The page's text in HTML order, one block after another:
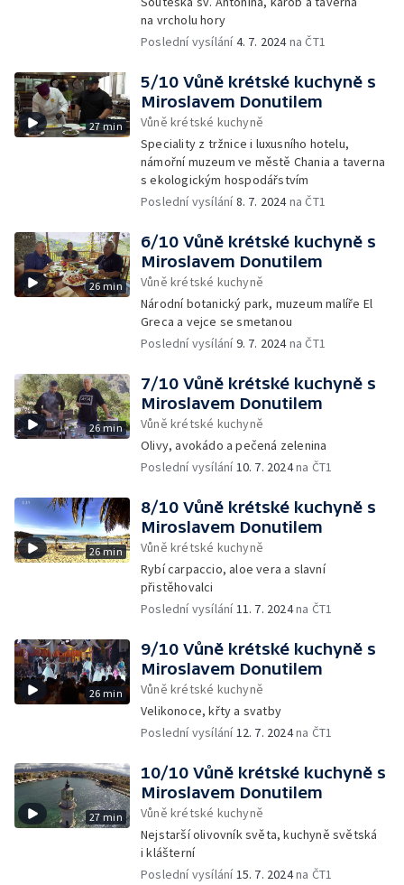
na vrcholu hory
Poslední vysílání4. 7. 2024na ČT1
27 min
5/10 Vůně krétské kuchyně s
Miroslavem Donutilem
Vůně krétské kuchyně
Speciality z tržnice i luxusního hotelu,
námořní muzeum ve městě Chania a taverna
s ekologickým hospodářstvím
Poslední vysílání8. 7. 2024na ČT1
26 min
6/10 Vůně krétské kuchyně s
Miroslavem Donutilem
Vůně krétské kuchyně
Národní botanický park, muzeum malíře El
Greca a vejce se smetanou
Poslední vysílání9. 7. 2024na ČT1
26 min
7/10 Vůně krétské kuchyně s
Miroslavem Donutilem
Vůně krétské kuchyně
Olivy, avokádo a pečená zelenina
Poslední vysílání10. 7. 2024na ČT1
26 min
8/10 Vůně krétské kuchyně s
Miroslavem Donutilem
Vůně krétské kuchyně
Rybí carpaccio, aloe vera a slavní
přistěhovalci
Poslední vysílání11. 7. 2024na ČT1
26 min
9/10 Vůně krétské kuchyně s
Miroslavem Donutilem
Vůně krétské kuchyně
Velikonoce, křty a svatby
Poslední vysílání12. 7. 2024na ČT1
27 min
10/10 Vůně krétské kuchyně s
Miroslavem Donutilem
Vůně krétské kuchyně
Nejstarší olivovník světa, kuchyně světská
i klášterní
Poslední vysílání15. 7. 2024na ČT1